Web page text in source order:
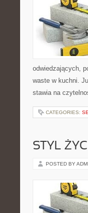
odwiedzających,
waste w kuchni.
stawia na
CATEGORIES:
STYL
POSTED BY